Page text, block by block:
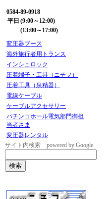
0584-89-0918
平日 (9:00～12:00)
(13:00～17:00)
変圧器ブース
海外旅行者用トランス
インシュロック
圧着端子・工具（ニチフ）
圧着工具（泉精器）
電線ケーブル
ケーブルアクセサリー
パチンコホール電気部門御担
当者さま
変圧器レンタル
サイト内検索 powered by Google